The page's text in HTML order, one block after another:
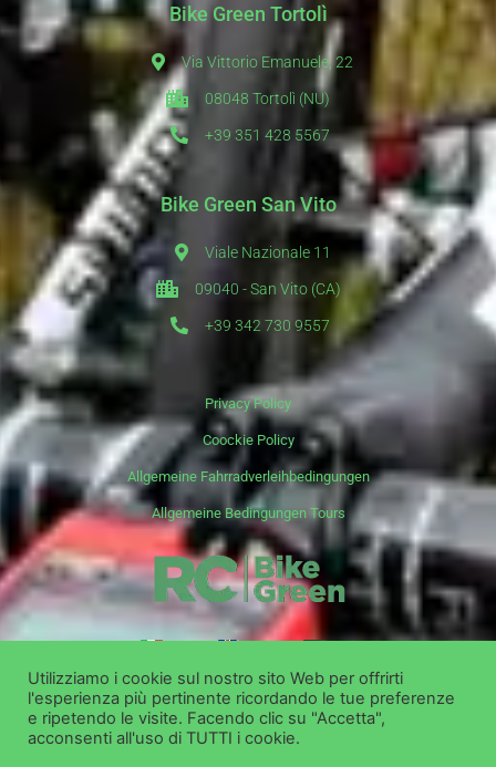
Bike Green Tortolì
Via Vittorio Emanuele, 22
08048 Tortolì (NU)
+39 351 428 5567
Bike Green San Vito
Viale Nazionale 11
09040 - San Vito (CA)
+39 342 730 9557
Privacy Policy
Coockie Policy
Allgemeine Fahrradverleihbedingungen
Allgemeine Bedingungen Tours
it en de
Copyright ©Bike Green Group Srl - Vermietung Verkauf Ausflüge
Utilizziamo i cookie sul nostro sito Web per offrirti
l'esperienza più pertinente ricordando le tue preferenze
e ripetendo le visite. Facendo clic su "Accetta",
acconsenti all'uso di TUTTI i cookie.